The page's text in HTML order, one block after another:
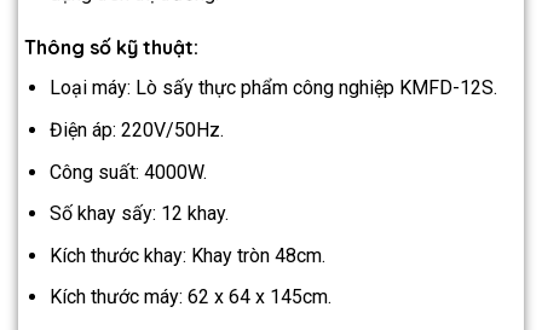
Thông số kỹ thuật:
Loại máy: Lò sấy thực phẩm công nghiệp KMFD-12S.
Điện áp: 220V/50Hz.
Công suất: 4000W.
Số khay sấy: 12 khay.
Kích thước khay: Khay tròn 48cm.
Kích thước máy: 62 x 64 x 145cm.